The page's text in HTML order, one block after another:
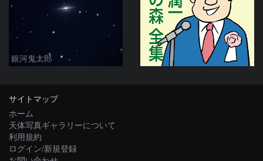
銀河鬼太郎
サイトマップ
ホーム
天体写真ギャラリーについて
利用規約
ログイン/新規登録